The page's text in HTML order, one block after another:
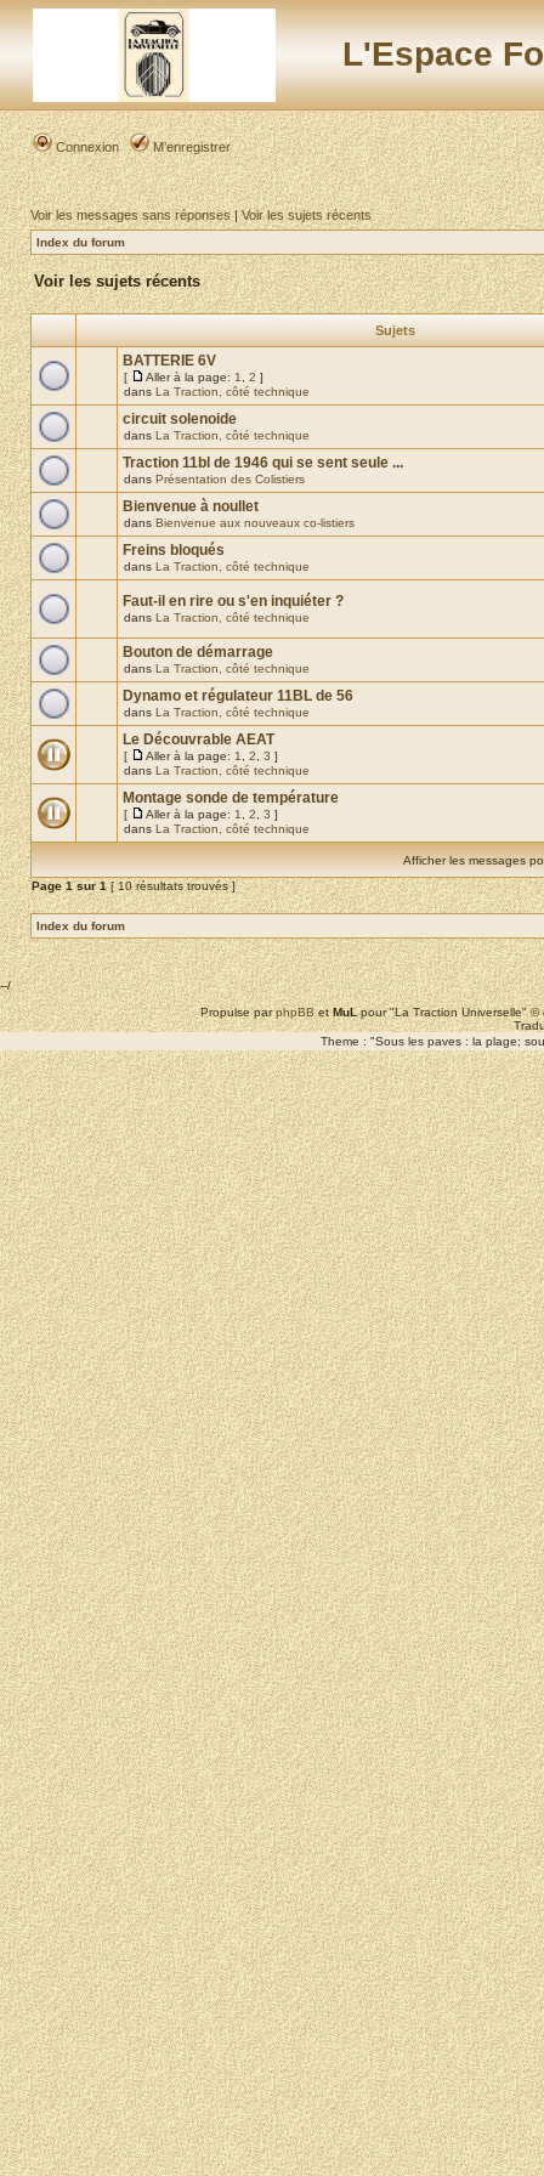
L'Espace
Connexion M’enregistrer
Voir les messages sans réponses|Voir les sujets récents
Index du forum
Voir les sujets récents
Sujets
BATTERIE 6V
[ Aller à la page: 1 2 ]
dans La Traction, côté technique
circuit solenoide
dans La Traction, côté technique
Traction 11bl de 1946 qui se sent seule ...
dans Présentation des Colistiers
Bienvenue à noullet
dans Bienvenue aux nouveaux co-listiers
Freins bloqués
dans La Traction, côté technique
Faut-il en rire ou s'en inquiéter ?
dans La Traction, côté technique
Bouton de démarrage
dans La Traction, côté technique
Dynamo et régulateur 11BL de 56
dans La Traction, côté technique
Le Découvrable AEAT
[ Aller à la page: 1 2 3 ]
dans La Traction, côté technique
Montage sonde de température
[ Aller à la page: 1 2 3 ]
dans La Traction, côté technique
Afficher les messages
Page1sur1[ 10 résultats trouvés ]
Index du forum
--/
Propulse parphpBBetMuLpour "La Traction Universelle"
Theme : "Sous les paves : la plage;